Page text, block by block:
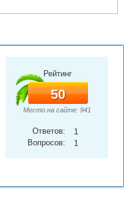
Рейтинг
50
Место на сайте: 941
Ответов:
1
Вопросов:
1